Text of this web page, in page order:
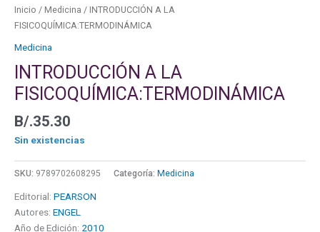
Inicio / Medicina / INTRODUCCIÓN A LA
FISICOQUÍMICA:TERMODINÁMICA
Medicina
INTRODUCCIÓN A LA
FISICOQUÍMICA:TERMODINÁMICA
B/.35.30
Sin existencias
SKU: 9789702608295 Categoría: Medicina
Editorial: PEARSON
Autores: ENGEL
Año de Edición: 2010